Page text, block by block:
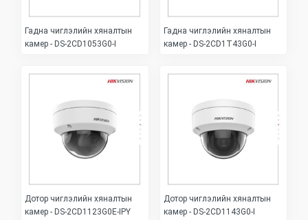
Гадна чиглэлийн хяналтын
камер - DS-2CD1053G0-I
Гадна чиглэлийн хяналтын
камер - DS-2CD1T43G0-I
Дотор чиглэлийн хяналтын
камер - DS-2CD1123G0E-IPY
Дотор чиглэлийн хяналтын
камер - DS-2CD1143G0-I